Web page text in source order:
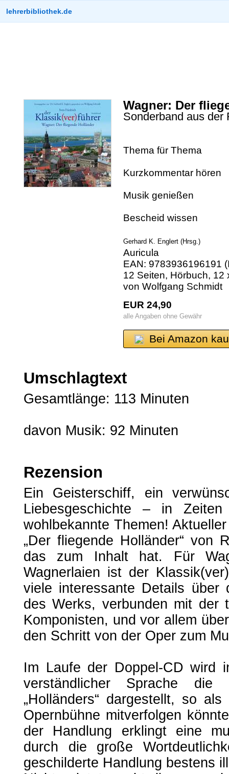
lehrerbibliothek.de
Wagner: Der
Sonderband aus der
Thema für Thema
Kurzkommentar hören
Musik genießen
Bescheid wissen
Gerhard K. Englert (Hrsg.)
Auricula
EAN: 9783936196191
12 Seiten, Hörbuch, 12
von Wolfgang Schmidt
EUR 24,90
alle Angaben ohne Gewähr
Bei Amazon
Umschlagtext
Gesamtlänge: 113 Minuten
davon Musik: 92 Minuten
Rezension
Ein Geisterschiff, ein
Liebesgeschichte – in
wohlbekannte Themen!
„Der fliegende Holländer“ von
das zum Inhalt hat. Für
Wagnerlaien ist der
viele interessante Details über
des Werks, verbunden mit der
Komponisten, und vor allem
den Schritt von der Oper zum
Im Laufe der Doppel-CD wird
verständlicher Sprache die
„Holländers“ dargestellt, so
Opernbühne mitverfolgen
der Handlung erklingt eine
durch die große
geschilderte Handlung bestens